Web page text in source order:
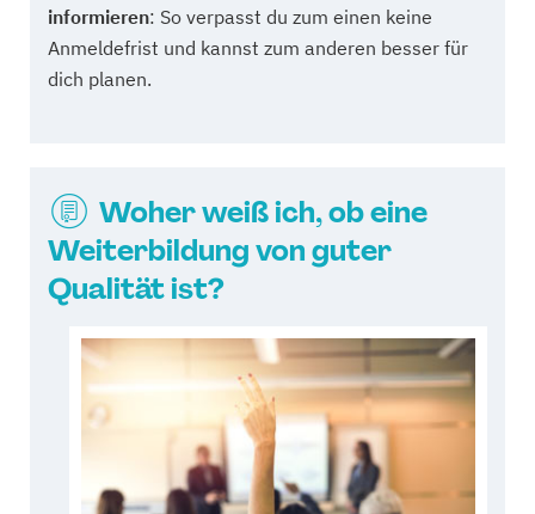
informieren: So verpasst du zum einen keine
Anmeldefrist und kannst zum anderen besser für
dich planen.
Woher weiß ich, ob eine
Weiterbildung von guter
Qualität ist?